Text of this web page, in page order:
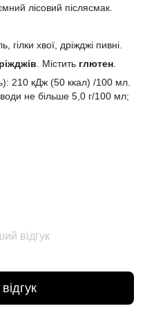
лісовий післясмак.
хвої, дріжджі пивні.
. Містить глютен
210 кДж (50 ккал) /100 мл.
не більше 5,0 г/100 мл;
відгук